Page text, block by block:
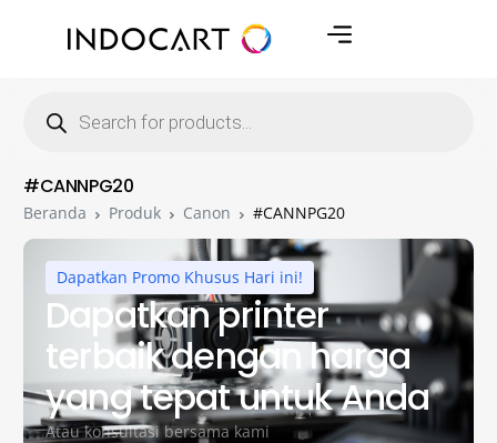
#CANNPG20
Beranda Produk Canon #CANNPG20
Dapatkan Promo Khusus Hari ini!
Dapatkan printer
terbaik dengan harga
yang tepat untuk Anda
Atau konsultasi bersama kami